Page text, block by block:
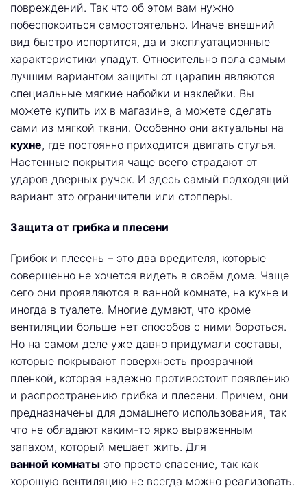
повреждений. Так что об этом вам нужно
побеспокоиться самостоятельно. Иначе внешний
вид быстро испортится, да и эксплуатационные
характеристики упадут. Относительно пола самым
лучшим вариантом защиты от царапин являются
специальные мягкие набойки и наклейки. Вы
можете купить их в магазине, а можете сделать
сами из мягкой ткани. Особенно они актуальны на
кухне, где постоянно приходится двигать стулья.
Настенные покрытия чаще всего страдают от
ударов дверных ручек. И здесь самый подходящий
вариант это ограничители или стопперы.
Защита от грибка и плесени
Грибок и плесень – это два вредителя, которые
совершенно не хочется видеть в своём доме. Чаще
сего они проявляются в ванной комнате, на кухне и
иногда в туалете. Многие думают, что кроме
вентиляции больше нет способов с ними бороться.
Но на самом деле уже давно придумали составы,
которые покрывают поверхность прозрачной
пленкой, которая надежно противостоит появлению
и распространению грибка и плесени. Причем, они
предназначены для домашнего использования, так
что не обладают каким-то ярко выраженным
запахом, который мешает жить. Для
ванной комнаты это просто спасение, так как
хорошую вентиляцию не всегда можно реализовать.